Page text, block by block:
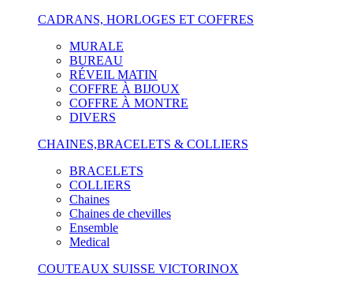
CADRANS, HORLOGES ET COFFRES
MURALE
BUREAU
RÉVEIL MATIN
COFFRE À BIJOUX
COFFRE À MONTRE
DIVERS
CHAINES,BRACELETS & COLLIERS
BRACELETS
COLLIERS
Chaines
Chaines de chevilles
Ensemble
Medical
COUTEAUX SUISSE VICTORINOX